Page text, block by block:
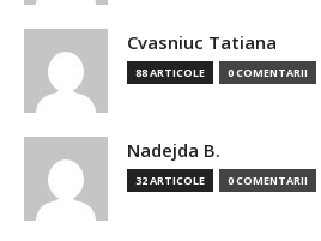
Cvasniuc Tatiana
88 ARTICOLE 0 COMENTARII
Nadejda B.
32 ARTICOLE 0 COMENTARII